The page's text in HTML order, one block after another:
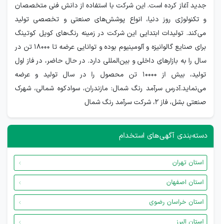
جدید آغاز کرده است. این شرکت با استفاده از دانش فنی متخصصان
و تکنولوژی روز دنیا، انواع پوشش‌های صنعتی و تخصصی تولید
می‌کند. تولیدات ابتدایی این شرکت در زمینه رنگ‌های کویل کوتینگ
برای صنایع گالوانیزه و آلومینیوم بوده و توانایی عرضه تا 18000 تن در
سال را به بازارهای داخلی و بین‌المللی دارد. در حال حاضر، در فاز اول
تولید، بیش از 10000 تن محصول را در سال تولید و عرضه
می‌نماید.آدرس سرآمد رنگ شمال: مازندران، سوادکوه شمالی، شهرک
صنعتی بشل، فاز 2، شرکت سرآمد رنگ شمال
دسته‌بندی آگهی‌های استخدام
استان تهران
استان اصفهان
استان خراسان رضوی
استان البرز